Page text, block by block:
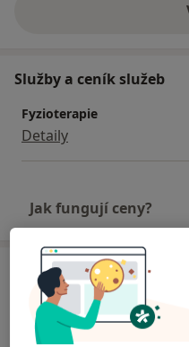
Služby a ceník služeb
Fyzioterapie
Detaily
Jak fungují ceny?
Adresa
Centrum
Walterovo,